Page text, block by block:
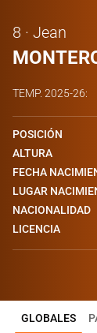
8 · Jean
TEMP. 2025-26:
POSICIÓN
ALTURA
FECHA
LUGAR
NACIONALIDAD
LICENCIA
GLOBALES